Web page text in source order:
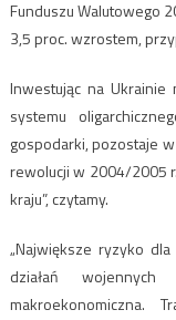
Funduszu Walutowego
3,5 proc. wzrostem,
Inwestując na Ukrainie
systemu
gospodarki, pozostaje
rewolucji w 2004/2005
kraju”, czytamy.
„Największe ryzyko
działań
makroekonomiczna.